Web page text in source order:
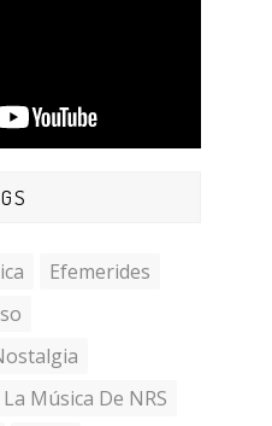
Efemerides
La Música De NRS